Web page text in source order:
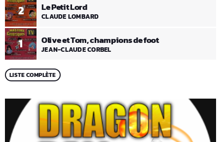
1 Olive et Tom, champions de foot
JEAN-CLAUDE CORBEL
2 Le Petit Lord
CLAUDE LOMBARD
LISTE COMPLÈTE